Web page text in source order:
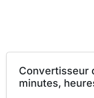
Convertisseur
minutes,